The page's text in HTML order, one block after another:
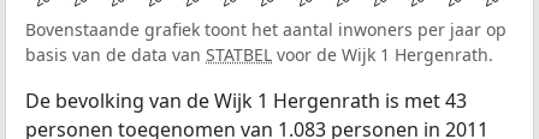
Bovenstaande grafiek toont het aantal inwoners per jaar op
basis van de data van STATBEL voor de Wijk 1 Hergenrath.
De bevolking van de Wijk 1 Hergenrath is met 43
personen toegenomen van 1.083 personen in 2011